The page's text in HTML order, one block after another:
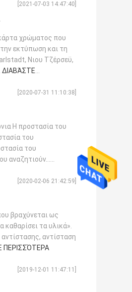
[2021-07-03 14:47:40]
χρώματος που
εκτύπωση και τη
Νιου Τζέρσεϋ,
ΔΙΑΒΆΣΤΕ
[2020-07-31 11:10:38]
Η προστασία του
του
του
αναζητιούν...
[2020-02-06 21:42:59]
βραχύνεται ως
καθαρίσει τα υλικά».
αντίσταση
ΠΕΡΙΣΣΌΤΕΡΑ
[2019-12-01 11:47:11]